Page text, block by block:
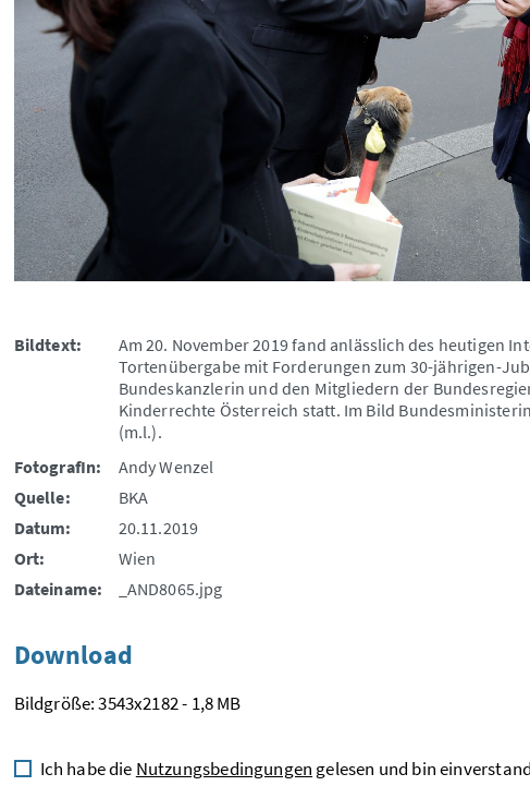
Bildtext:
Am 20. November 2019 fand anlässlich des heutigen
Tortenübergabe mit Forderungen zum 30-jährigen-
Bundeskanzlerin und den Mitgliedern der
Kinderrechte Österreich statt. Im Bild
(m.l.).
FotografIn:
Andy Wenzel
Quelle:
BKA
Datum:
20.11.2019
Ort:
Wien
Dateiname:
_AND8065.jpg
Download
Bildgröße: 3543x2182 - 1,8 MB
Ich habe die Nutzungsbedingungen gelesen und bin